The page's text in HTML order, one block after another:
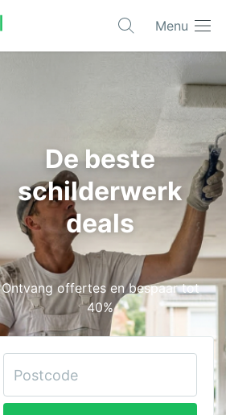
Menu
De beste
schilderwerk
deals
Ontvang offertes en bespaar tot
40%